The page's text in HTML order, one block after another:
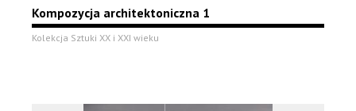
Kompozycja architektoniczna 1
Kolekcja Sztuki XX i XXI wieku